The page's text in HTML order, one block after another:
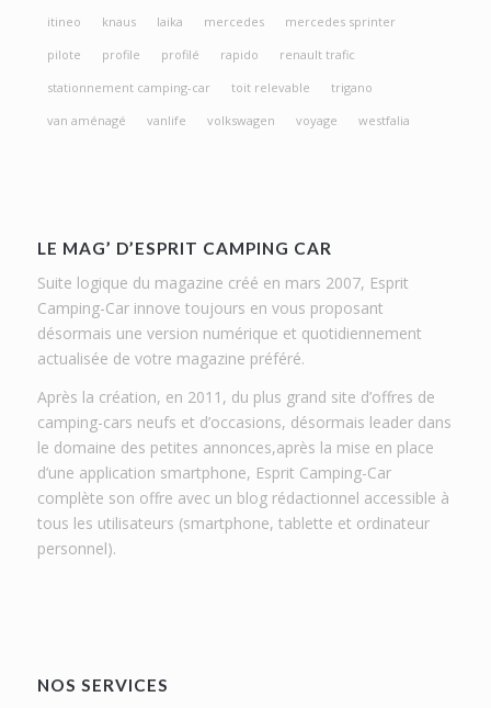
itineo
knaus laika mercedes
mercedes sprinter
pilote
profile profilé rapido
renault trafic
stationnement camping-car
toit relevable
trigano
van aménagé
vanlife volkswagen voyage westfalia
LE MAG’ D’ESPRIT CAMPING CAR
Suite logique du magazine créé en mars 2007, Esprit
Camping-Car innove toujours en vous proposant
désormais une version numérique et quotidiennement
actualisée de votre magazine préféré.
Après la création, en 2011, du plus grand site d’offres de
camping-cars neufs et d’occasions, désormais leader dans
le domaine des petites annonces,après la mise en place
d’une application smartphone, Esprit Camping-Car
complète son offre avec un blog rédactionnel accessible à
tous les utilisateurs (smartphone, tablette et ordinateur
personnel).
NOS SERVICES